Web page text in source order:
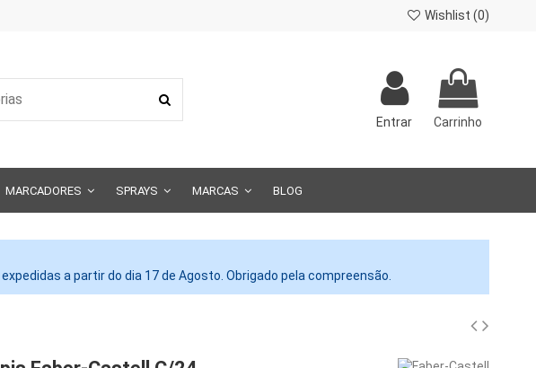
Wishlist (0)
Entrar Carrinho
MARCADORES SPRAYS MARCAS BLOG
a partir do dia 17 de Agosto. Obrigado pela compreensão.